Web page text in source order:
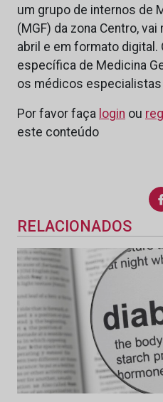
um grupo de internos de
(MGF) da zona Centro,
abril e em formato
específica de Medicina
os médicos
Por favor faça login ou
este conteúdo
RELACIONADOS